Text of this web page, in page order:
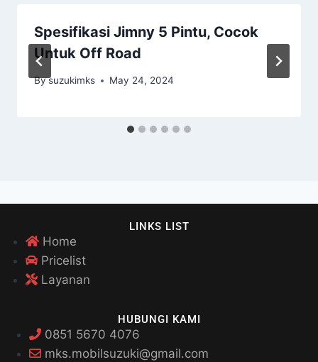
Spesifikasi Jimny 5 Pintu, Cocok
Untuk Off Road
Bysuzukimks May 24, 2024
LINKS LIST
Home
Pricelist
Layanan
HUBUNGI KAMI
0851 5670 4076
mks.mobilsuzuki@gmail.com